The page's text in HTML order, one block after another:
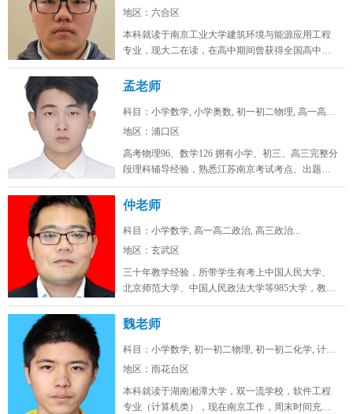
地区：六合区
本科就读于南京工业大学建筑环境与能源应用工程
专业，现大二在读，在高中期间曾获得全国高中生
英语能力测评大赛省一，全国化学奥...
孟老师
科目：小学数学, 小学奥数, 初一初二物理, 高一高二...
地区：浦口区
高考物理96、数学126 拥有小学、初三、高三完整分
段理科辅导经验，熟悉江苏南京考试考点、出题思
路，擅长补差提分、五升...
仲老师
科目：小学数学, 高一高二政治, 高三政治...
地区：玄武区
三十年教学经验，所带学生有考上中国人民大学、
北京师范大学、中国人民政法大学等985大学，教学
态度认真，品德高尚。...
魏老师
科目：小学数学, 初一初二物理, 初一初二化学, 计算...
地区：雨花台区
本科就读于湖南湘潭大学，双一流学校，软件工程
专业（计算机类），现在南京工作，周末时间充